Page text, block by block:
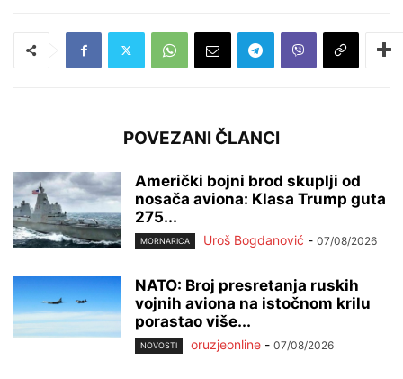
POVEZANI ČLANCI
Američki bojni brod skuplji od
nosača aviona: Klasa Trump guta
275...
MORNARICA Uroš Bogdanović - 07/08/2026
NATO: Broj presretanja ruskih
vojnih aviona na istočnom krilu
porastao više...
NOVOSTI oruzjeonline - 07/08/2026